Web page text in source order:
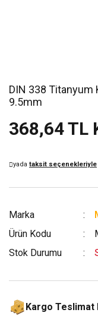
DIN 338 Titanyum
9.5mm
368,64 TL
yada taksit seçenekleriyle
Marka
Ürün Kodu
Stok Durumu
Kargo Teslimat